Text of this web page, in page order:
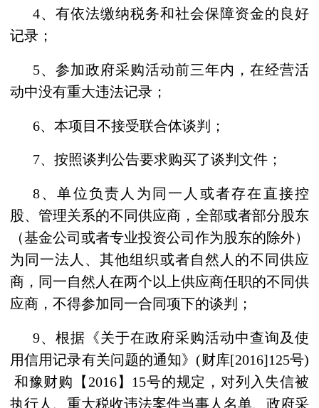
4、 有依法缴纳税务和社会保障资金的良好
记录；
5、 参加政府采购活动前三年内，在经营活
动中没有重大违法记录；
6、 本项目不接受联合体谈判；
7、 按照谈判公告要求购买了谈判文件；
8、单位负责人为同一人或者存在直接控
股、管理关系的不同供应商， 全部或者部分股东
（基金公司或者专业投资公司作为股东的除外）
为同一法人、其他组织或者自然人的不同供应
商 ，同一自然人在两个以上供应商任职的不同供
应商 ， 不得参加同一合同项下的谈判；
9、 根据《关于在政府采购活动中查询及使
用信用记录有关问题的通知》(财库[2016]125号)
和豫财购【2016】15号的规定，对列入失信被
执行人、重大税收违法案件当事人名单、政府采